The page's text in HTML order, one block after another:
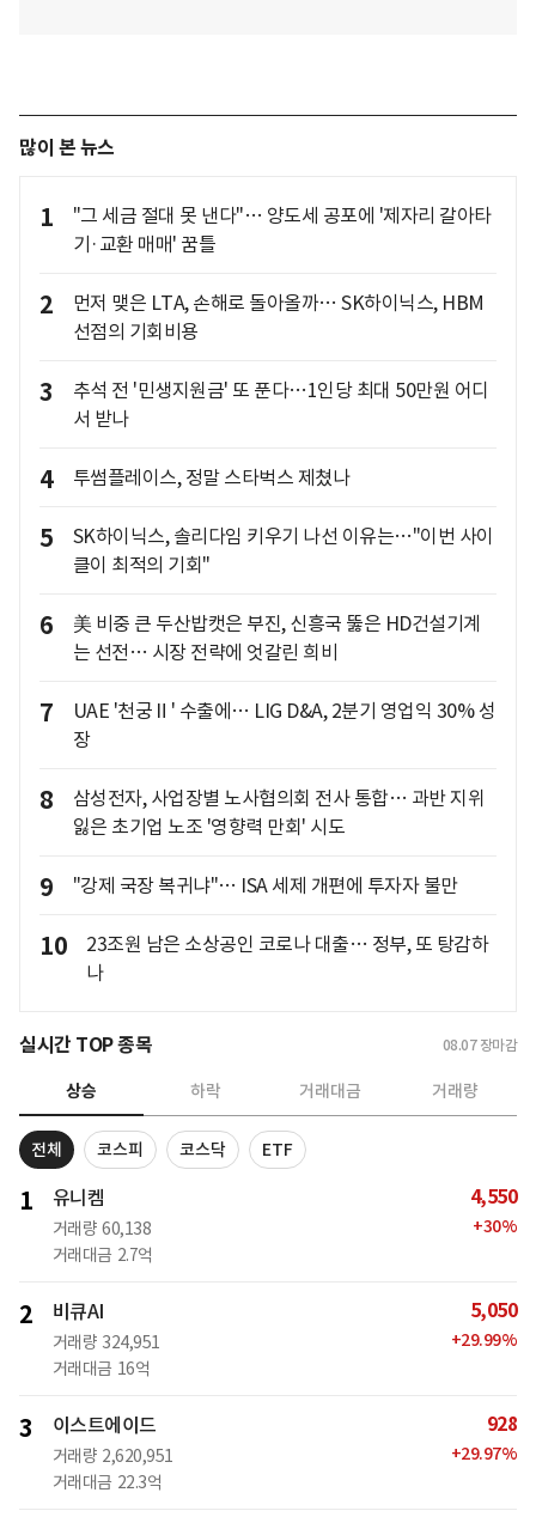
많이 본 뉴스
1
"그 세금 절대 못 낸다"… 양도세 공포에 '제자리 갈아타
기·교환 매매' 꿈틀
2
먼저 맺은 LTA, 손해로 돌아올까… SK하이닉스, HBM
선점의 기회비용
3
추석 전 '민생지원금' 또 푼다…1인당 최대 50만원 어디
서 받나
4 투썸플레이스, 정말 스타벅스 제쳤나
5
SK하이닉스, 솔리다임 키우기 나선 이유는…"이번 사이
클이 최적의 기회"
6
美 비중 큰 두산밥캣은 부진, 신흥국 뚫은 HD건설기계
는 선전… 시장 전략에 엇갈린 희비
7
UAE '천궁Ⅱ' 수출에… LIG D&A, 2분기 영업익 30% 성
장
8
삼성전자, 사업장별 노사협의회 전사 통합… 과반 지위
잃은 초기업 노조 '영향력 만회' 시도
9 "강제 국장 복귀냐"… ISA 세제 개편에 투자자 불만
10
23조원 남은 소상공인 코로나 대출… 정부, 또 탕감하
나
실시간 TOP 종목 08.07 장마감
상승 하락 거래대금 거래량
전체 코스피 코스닥 ETF
1 유니켐
거래량 60,138
거래대금 2.7억
4,550
+30%
2 비큐AI
거래량 324,951
거래대금 16억
5,050
+29.99%
3 이스트에이드
거래량 2,620,951
거래대금 22.3억
928
+29.97%